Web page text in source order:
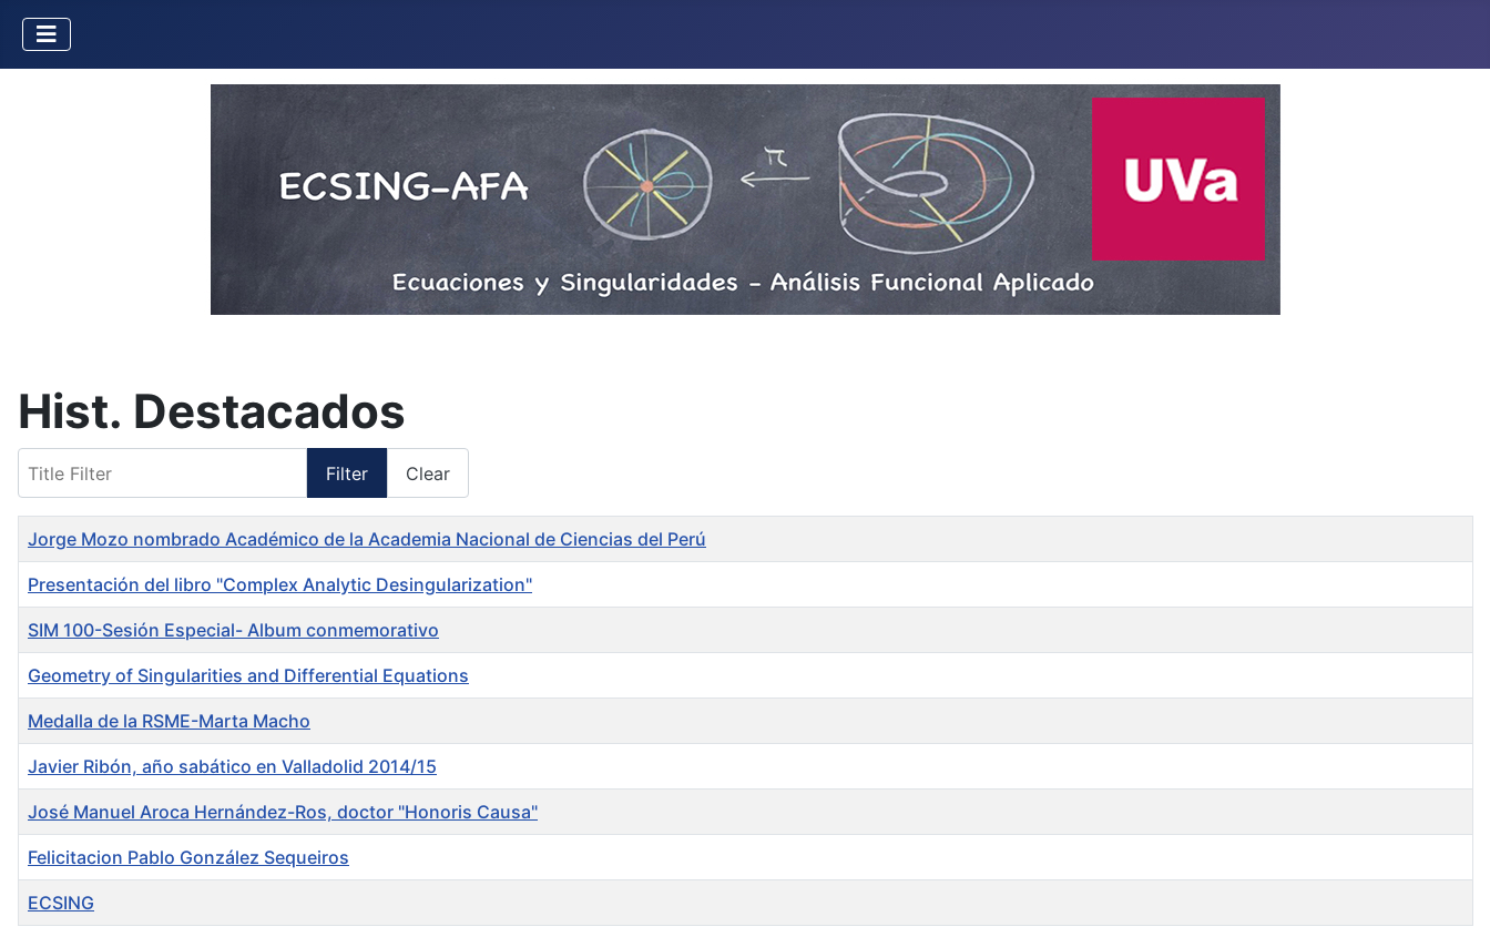
Hist. Destacados
Filter Clear
Title
Jorge Mozo nombrado Académico de la Academia Nacional de Ciencias del Perú
Presentación del libro "Complex Analytic Desingularization"
SIM 100-Sesión Especial- Album conmemorativo
Geometry of Singularities and Differential Equations
Medalla de la RSME-Marta Macho
Javier Ribón, año sabático en Valladolid 2014/15
José Manuel Aroca Hernández-Ros, doctor "Honoris Causa"
Felicitacion Pablo González Sequeiros
ECSING